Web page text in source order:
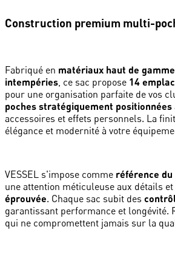
Construction premium multi-
Fabriqué en matériaux haut de
intempéries , ce sac propose 14
pour une organisation parfaite de vos
poches stratégiquement positionnées
accessoires et effets personnels. La
élégance et modernité à votre
VESSEL s'impose comme référence
une attention méticuleuse aux détails
éprouvée. Chaque sac subit des
garantissant performance et longévité.
qui ne compromettent jamais sur la